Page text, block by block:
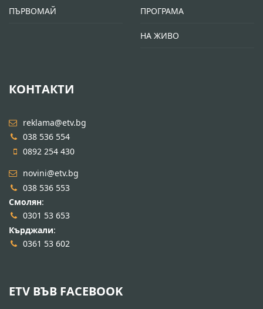
ПЪРВОМАЙ ПРОГРАМА
НА ЖИВО
КОНТАКТИ
reklama@etv.bg
038 536 554
0892 254 430
novini@etv.bg
038 536 553
Смолян:
0301 53 653
Кърджали:
0361 53 602
ETV ВЪВ FACEBOOK